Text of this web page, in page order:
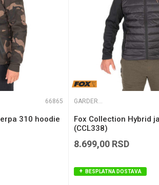
66865
310 hoodie
GARDEROBA
Fox Collection Hybrid
(CCL338)
8.699,00 RSD
BESPLATNA DOSTAVA